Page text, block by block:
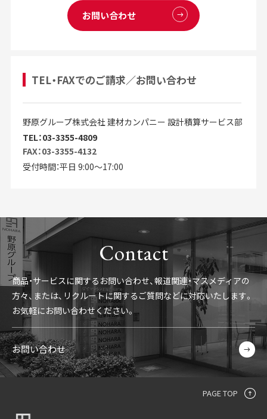
お問い合わせ
TEL・FAXでのご請求／お問い合わせ
野原グループ株式会社 建材カンパニー 設計積算サービス部
TEL：03-3355-4809
FAX：03-3355-4132
受付時間：平日 9:00～17:00
Contact
商品・サービスに関するお問い合わせ、報道関連・マスメディアの
方々、 または、リクルートに関するご質問などに対応いたします。
お気軽にお問い合わせください。
お問い合わせ
PAGE TOP